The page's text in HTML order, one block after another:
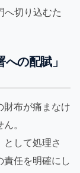
へ切り込むた
の配賦」
財布が痛まなけ
。
として処理さ
責任を明確にし